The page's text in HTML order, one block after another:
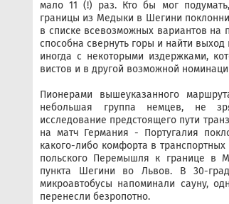
мало 11 (!) раз. Кто бы мог
границы из Медыки в Шегини
в списке всевозможных вариантов на
способна свернуть горы и найти
иногда с некоторыми издержками,
вистов и в другой возможной
Пионерами вышеуказанного
небольшая группа немцев, не
исследование предстоящего пути
на матч Германия - Португалия
какого-либо комфорта в
польского Перемышля к границе в
пункта Шегини во Львов. В 30-
микроавтобусы напоминали сауну,
перенесли безропотно.